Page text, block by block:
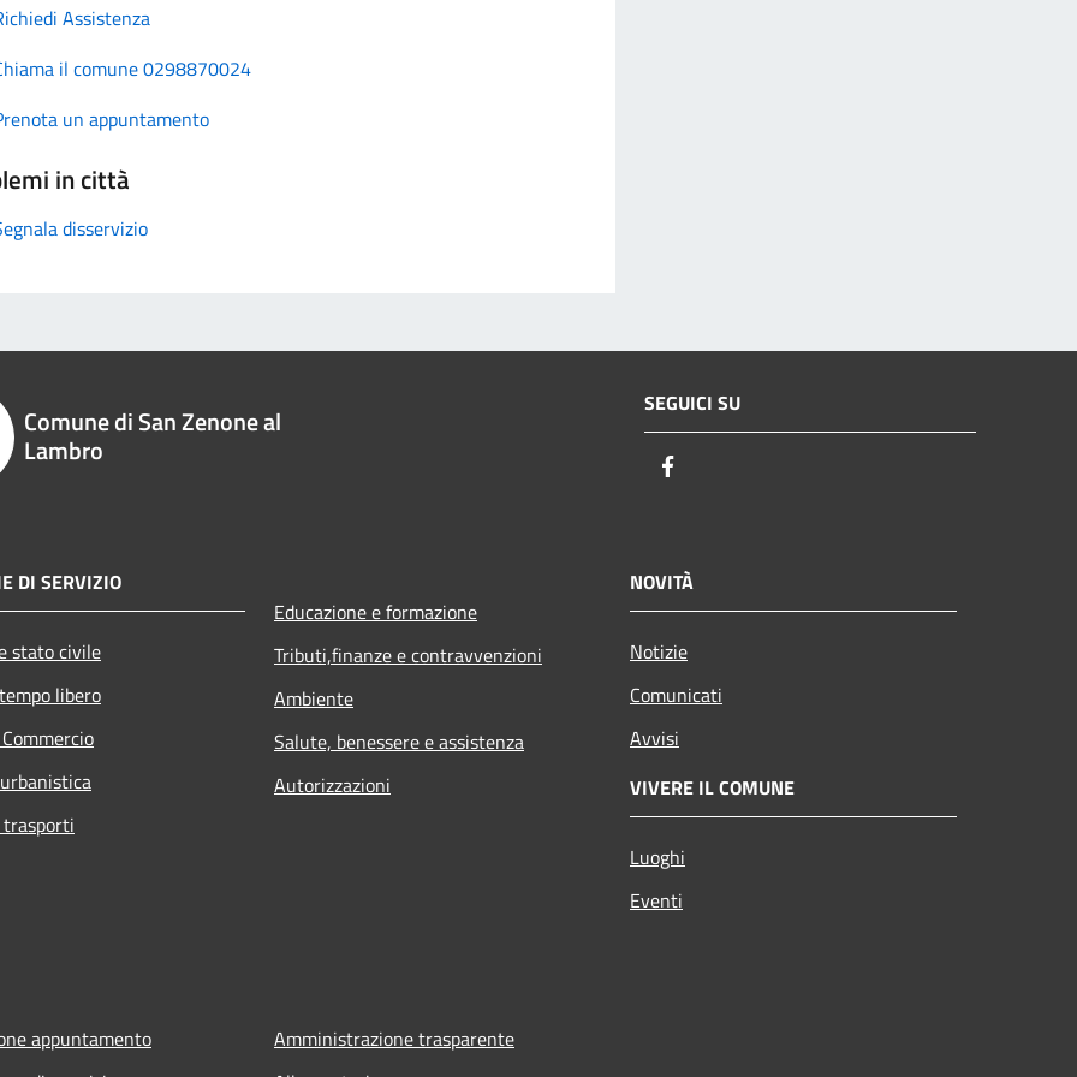
Assistenza
il comune 0298870024
un appuntamento
in città
disservizio
Comune di San Zenone al
Lambro
SEGUICI SU
DI SERVIZIO
stato civile
libero
Educazione e formazione
Tributi,finanze e contravvenzioni
Ambiente
Salute, benessere e assistenza
Autorizzazioni
NOVITÀ
Notizie
Comunicati
Avvisi
VIVERE IL COMUNE
Luoghi
Eventi
appuntamento
Amministrazione trasparente